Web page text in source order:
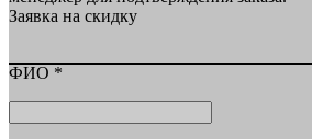
Заявка на скидку
ФИО *